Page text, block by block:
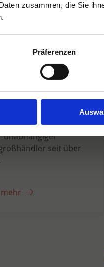
zusammen, die Sie
Präferenzen
Dranken seit
unabhängiger
seit über
mehr